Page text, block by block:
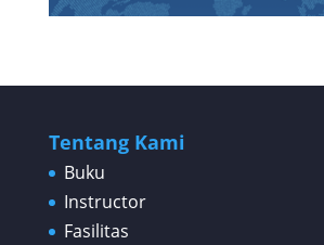
Tentang Kami
Buku
Instructor
Fasilitas